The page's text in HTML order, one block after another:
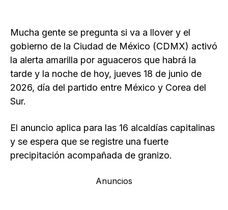
Mucha gente se pregunta si va a llover y el
gobierno de la Ciudad de México (CDMX) activó
la alerta amarilla por aguaceros que habrá la
tarde y la noche de hoy, jueves 18 de junio de
2026, día del partido entre México y Corea del
Sur.
El anuncio aplica para las 16 alcaldías capitalinas
y se espera que se registre una fuerte
precipitación acompañada de granizo.
Anuncios